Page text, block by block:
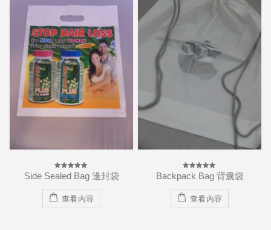
0
out
of
5
Side Sealed Bag 邊封袋
查看內容
0
out
of
5
Backpack Bag 背囊袋
查看內容